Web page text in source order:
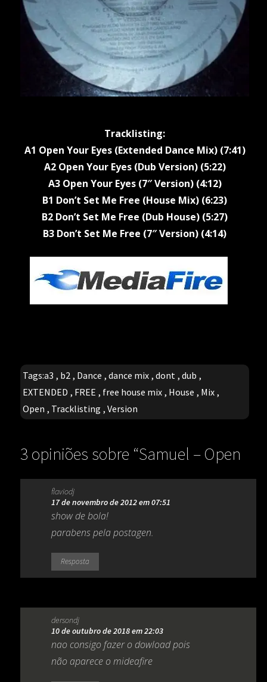
Tracklisting:
A1 Open Your Eyes (Extended Dance Mix) (7:41)
A2 Open Your Eyes (Dub Version) (5:22)
A3 Open Your Eyes (7″ Version) (4:12)
B1 Don’t Set Me Free (House Mix) (6:23)
B2 Don’t Set Me Free (Dub House) (5:27)
B3 Don’t Set Me Free (7″ Version) (4:14)
Tags:a3 , b2 , Dance ,dance mix ,dont ,dub ,
EXTENDED , FREE , free house mix , House , Mix ,
Open , Tracklisting ,Version
3 opiniões sobre “Samuel – Open
Your Eyes / Dont Set Me Free”
flaviodj
17 de novembro de 2012 em 07:51
show de bola!
parabens pela postagen.
Resposta
dersondj
10 de outubro de 2018 em 22:03
nao consigo fazer o dowload pois
não aparece o mideafire